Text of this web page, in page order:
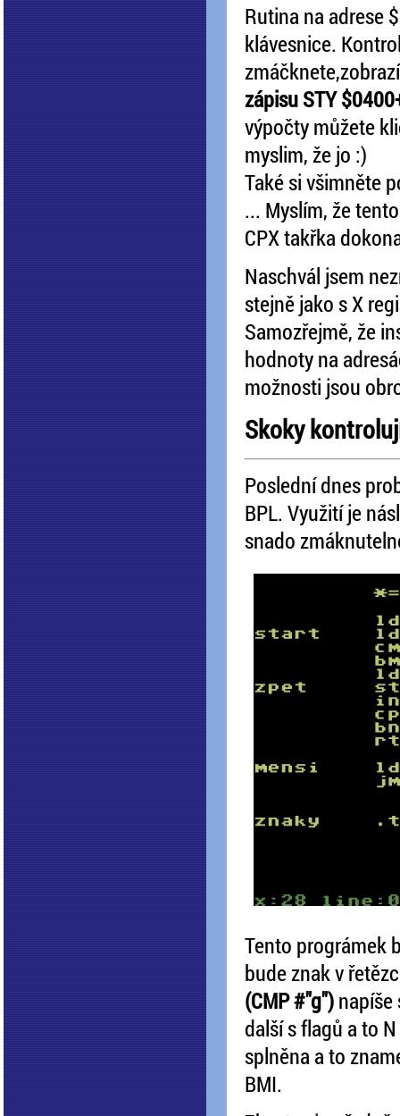
Rutina na adrese
klávesnice.
zápisu STY
výpočty můžete
myslim, že jo :)
Také si všimněte
... Myslím, že
CPX takřka
Naschvál jsem
stejně jako s X
Samozřejmě, že
hodnoty na
možnosti jsou
Skoky
Poslední dnes
BPL. Využití je
snado
Tento prográmek
bude znak v
(CMP #"g")napíše
další s flagů a to
splněna a to
BMI.